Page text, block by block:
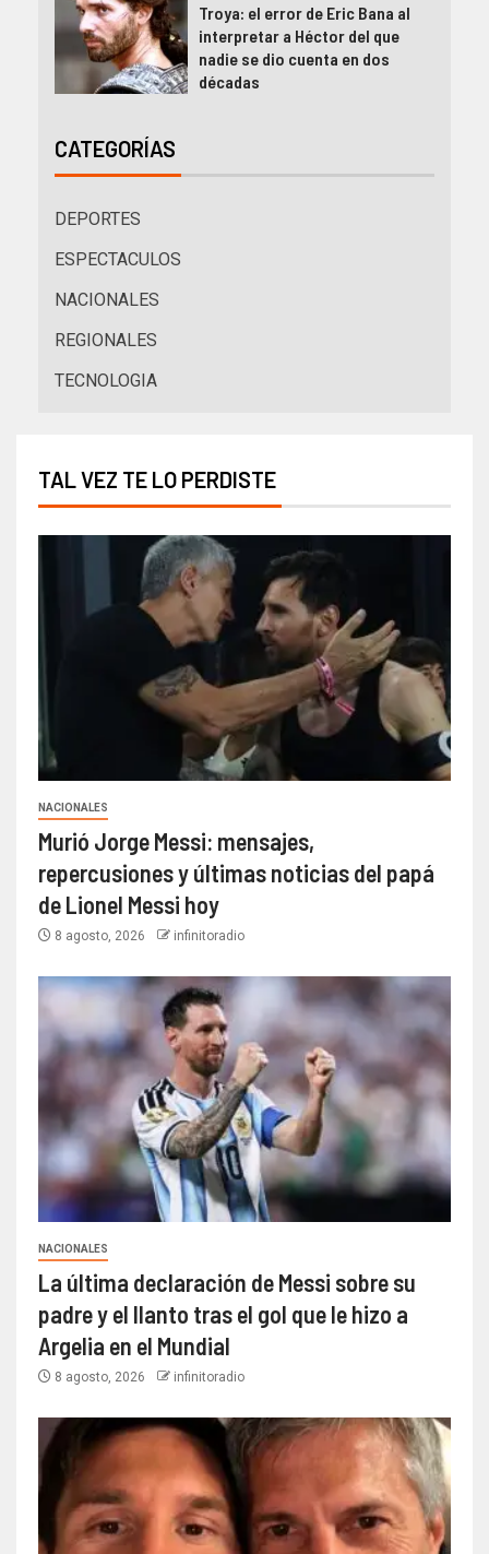
Troya: el error de Eric Bana al
interpretar a Héctor del que
nadie se dio cuenta en dos
décadas
CATEGORÍAS
DEPORTES
ESPECTACULOS
NACIONALES
REGIONALES
TECNOLOGIA
TAL VEZ TE LO PERDISTE
NACIONALES
Murió Jorge Messi: mensajes,
repercusiones y últimas noticias del papá
de Lionel Messi hoy
8 agosto, 2026 infinitoradio
NACIONALES
La última declaración de Messi sobre su
padre y el llanto tras el gol que le hizo a
Argelia en el Mundial
8 agosto, 2026 infinitoradio